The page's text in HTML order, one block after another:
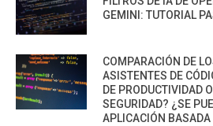
GEMINI: TUTORIAL
COMPARACIÓN DE
ASISTENTES DE
DE PRODUCTIVIDAD
SEGURIDAD? ¿SE
APLICACIÓN BASADA